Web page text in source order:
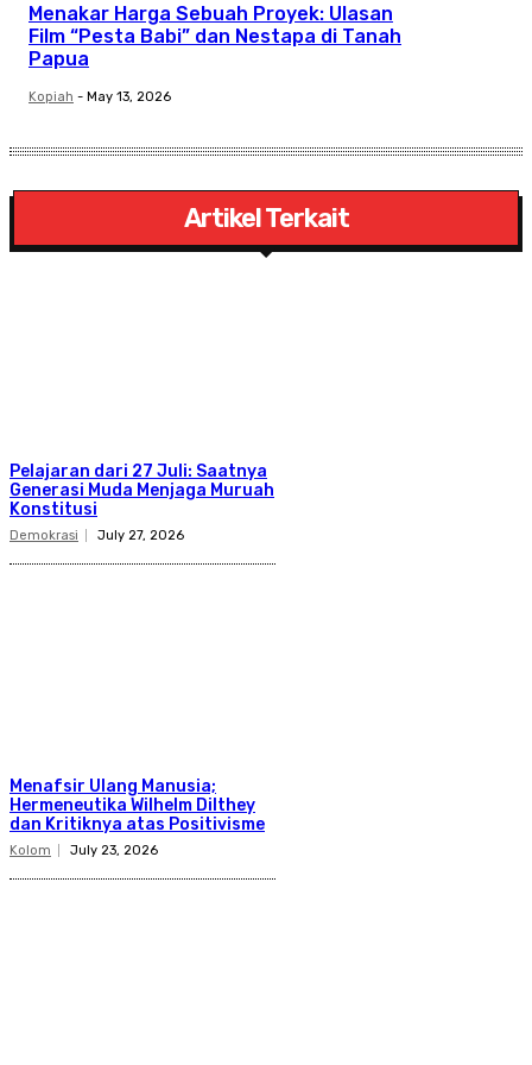
Menakar Harga Sebuah Proyek: Ulasan
Film “Pesta Babi” dan Nestapa di Tanah
Papua
Kopiah - May 13, 2026
Artikel Terkait
Pelajaran dari 27 Juli: Saatnya
Generasi Muda Menjaga Muruah
Konstitusi
Demokrasi July 27, 2026
Menafsir Ulang Manusia;
Hermeneutika Wilhelm Dilthey
dan Kritiknya atas Positivisme
Kolom July 23, 2026